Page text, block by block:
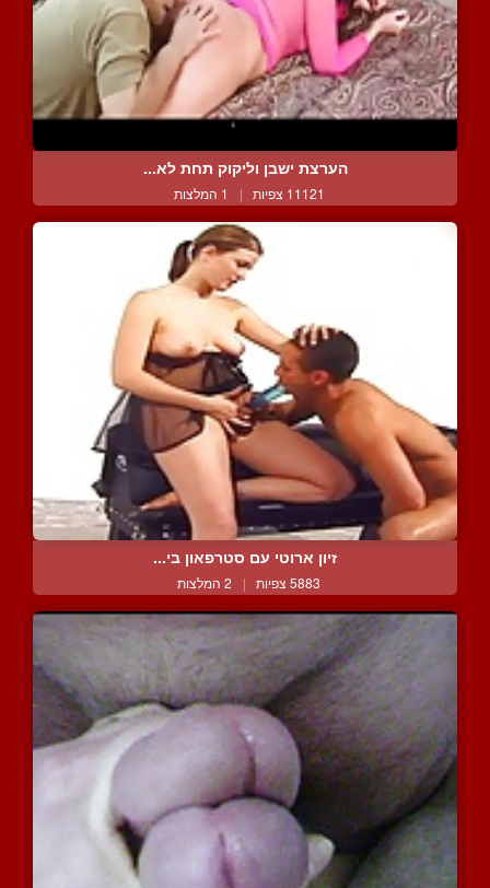
הערצת ישבן וליקוק תחת לא...
11121 צפיות | 1 המלצות
זיון ארוטי עם סטרפאון בי...
5883 צפיות | 2 המלצות